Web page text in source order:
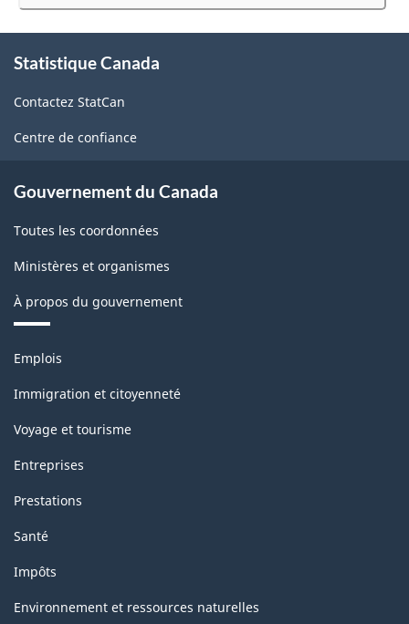
propos
ce
site
Statistique Canada
Contactez StatCan
Centre de confiance
Gouvernement du Canada
Toutes les coordonnées
Ministères et organismes
À propos du gouvernement
Thèmes
sujets
Emplois
Immigration et citoyenneté
Voyage et tourisme
Entreprises
Prestations
Santé
Impôts
Environnement et ressources naturelles